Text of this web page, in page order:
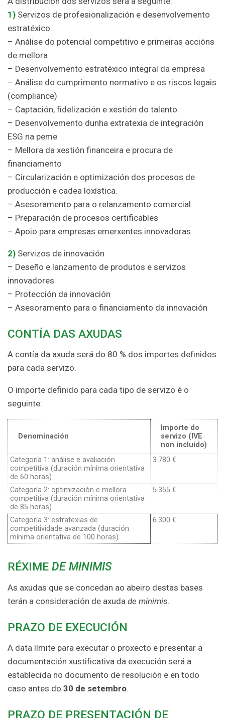
1) Servizos de profesionalización e desenvolvemento
estratéxico.
– Análise do potencial competitivo e primeiras accións
de mellora
– Desenvolvemento estratéxico integral da empresa
– Análise do cumprimento normativo e os riscos legais
(compliance)
– Captación, fidelización e xestión do talento.
– Desenvolvemento dunha extratexia de integración
ESG na peme
– Mellora da xestión financeira e procura de
financiamento
– Circularización e optimización dos procesos de
producción e cadea loxística.
– Asesoramento para o relanzamento comercial.
– Preparación de procesos certificables
– Apoio para empresas emerxentes innovadoras
2) Servizos de innovación
– Deseño e lanzamento de produtos e servizos
innovadores
– Protección da innovación
– Asesoramento para o financiamento da innovación
CONTÍA DAS AXUDAS
A contía da axuda será do 80 % dos importes definidos
para cada servizo.
O importe definido para cada tipo de servizo é o
seguinte:
Denominación
Importe do
servizo (IVE
non incluído)
Categoría 1: análise e avaliación
competitiva (duración mínima orientativa
de 60 horas)
3.780 €
Categoría 2: optimización e mellora
competitiva (duración mínima orientativa
de 85 horas)
5.355 €
Categoría 3: estratexias de
competitividade avanzada (duración
mínima orientativa de 100 horas)
6.300 €
RÉXIME DE MINIMIS
As axudas que se concedan ao abeiro destas bases
terán a consideración de axuda de minimis.
PRAZO DE EXECUCIÓN
A data límite para executar o proxecto e presentar a
documentación xustificativa da execución será a
establecida no documento de resolución e en todo
caso antes do 30 de setembro.
PRAZO DE PRESENTACIÓN DE